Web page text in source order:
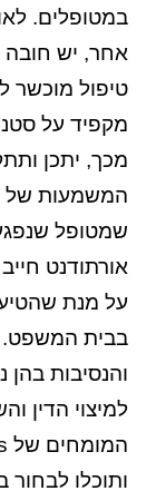
במטופלים.
אחר, יש חובה
טיפול מוכשר
מקפיד על
מכך, יתכן
המשמעות של
שמטופל
אורתודנט
על מנת
בבית המשפט.
והנסיבות
למיצוי הדין
ותוכלו